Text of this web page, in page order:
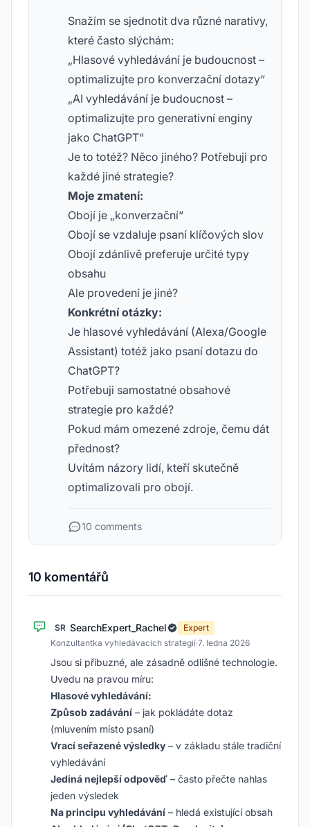
Snažím se sjednotit dva různé narativy,
které často slýchám:
„Hlasové vyhledávání je budoucnost –
optimalizujte pro konverzační dotazy“
„AI vyhledávání je budoucnost –
optimalizujte pro generativní enginy
jako ChatGPT“
Je to totéž? Něco jiného? Potřebuji pro
každé jiné strategie?
Moje zmatení:
Obojí je „konverzační“
Obojí se vzdaluje psaní klíčových slov
Obojí zdánlivě preferuje určité typy
obsahu
Ale provedení je jiné?
Konkrétní otázky:
Je hlasové vyhledávání (Alexa/Google
Assistant) totéž jako psaní dotazu do
ChatGPT?
Potřebuji samostatné obsahové
strategie pro každé?
Pokud mám omezené zdroje, čemu dát
přednost?
Uvítám názory lidí, kteří skutečně
optimalizovali pro obojí.
10 comments
10 komentářů
SR SearchExpert_Rachel
Expert
Konzultantka vyhledávacích strategií·7. ledna 2026
Jsou si příbuzné, ale zásadně odlišné technologie.
Uvedu na pravou míru:
Hlasové vyhledávání:
Způsob zadávání – jak pokládáte dotaz
(mluvením místo psaní)
Vrací seřazené výsledky – v základu stále tradiční
vyhledávání
Jediná nejlepší odpověď – často přečte nahlas
jeden výsledek
Na principu vyhledávání – hledá existující obsah